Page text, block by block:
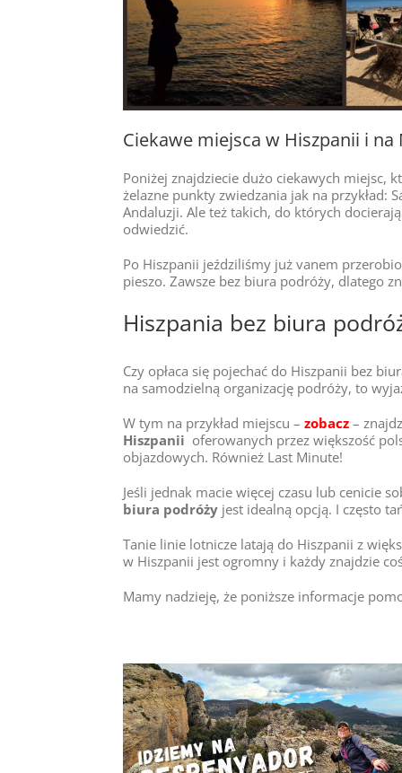
Ciekawe miejsca w Hiszpanii i na
Poniżej znajdziecie dużo ciekawych miejsc,
żelazne punkty zwiedzania jak na przykład:
Andaluzji. Ale też takich, do których
odwiedzić.
Po Hiszpanii jeździliśmy już vanem
pieszo. Zawsze bez biura podróży, dlatego
Hiszpania bez biura
Czy opłaca się pojechać do Hiszpanii bez
na samodzielną organizację podróży, to
W tym na przykład miejscu – zobacz –
Hiszpanii oferowanych przez większość
objazdowych. Również Last Minute!
Jeśli jednak macie więcej czasu lub cenicie
biura podróży jest idealną opcją. I często
Tanie linie lotnicze latają do Hiszpanii z
w Hiszpanii jest ogromny i każdy znajdzie
Mamy nadzieję, że poniższe informacje